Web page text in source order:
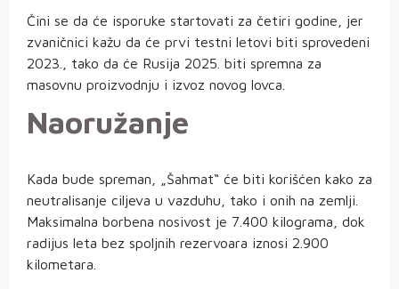
Čini se da će isporuke startovati za četiri godine, jer
zvaničnici kažu da će prvi testni letovi biti sprovedeni
2023., tako da će Rusija 2025. biti spremna za
masovnu proizvodnju i izvoz novog lovca.
Naoružanje
Kada bude spreman, „Šahmat“ će biti korišćen kako za
neutralisanje ciljeva u vazduhu, tako i onih na zemlji.
Maksimalna borbena nosivost je 7.400 kilograma, dok
radijus leta bez spoljnih rezervoara iznosi 2.900
kilometara.